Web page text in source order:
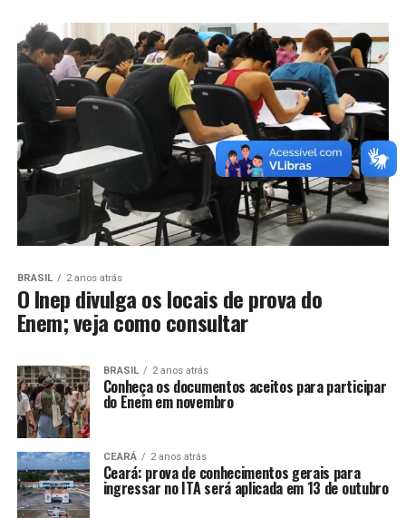
BRASIL 2 anos atrás
O Inep divulga os locais de prova do
Enem; veja como consultar
BRASIL 2 anos atrás
Conheça os documentos aceitos para participar
do Enem em novembro
CEARÁ 2 anos atrás
Ceará: prova de conhecimentos gerais para
ingressar no ITA será aplicada em 13 de outubro